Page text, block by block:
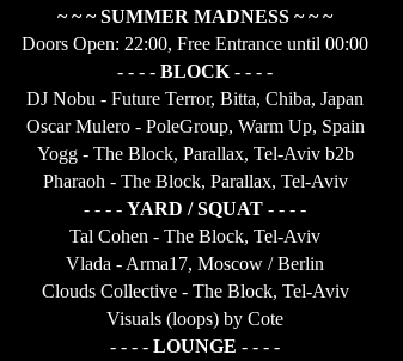
~ ~ ~ SUMMER MADNESS ~ ~ ~
Doors Open: 22:00, Free Entrance until 00:00
- - - -
BLOCK
- - - -
DJ Nobu - Future Terror, Bitta, Chiba, Japan
Oscar Mulero - PoleGroup, Warm Up, Spain
Yogg - The Block, Parallax, Tel-Aviv b2b
Pharaoh - The Block, Parallax, Tel-Aviv
- - - -
YARD / SQUAT
- - - -
Tal Cohen - The Block, Tel-Aviv
Vlada - Arma17, Moscow / Berlin
Clouds Collective - The Block, Tel-Aviv
Visuals (loops) by Cote
- - - -
LOUNGE
- - - -